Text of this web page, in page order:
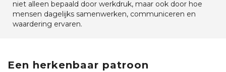
niet alleen bepaald door werkdruk, maar ook door hoe
mensen dagelijks samenwerken, communiceren en
waardering ervaren.
Een herkenbaar patroon